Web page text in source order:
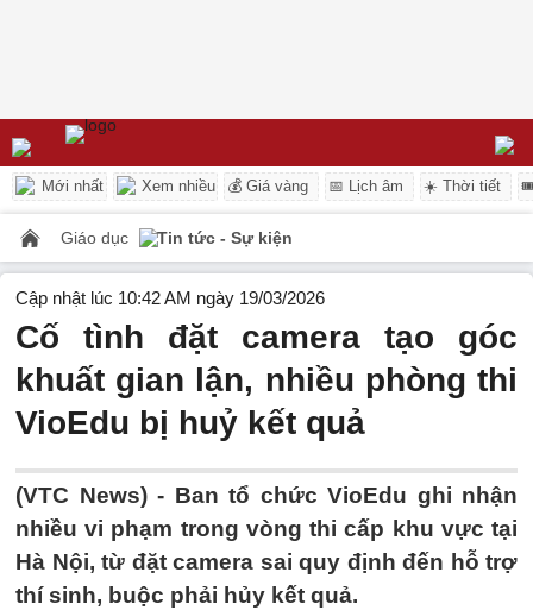
Mới nhất Xem nhiều 💰 Giá vàng 📅 Lịch âm ☀️ Thời tiết
Giáo dục Tin tức - Sự kiện
Cập nhật lúc 10:42 AM ngày 19/03/2026
Cố tình đặt camera tạo góc
khuất gian lận, nhiều phòng thi
VioEdu bị huỷ kết quả
(VTC News) - Ban tổ chức VioEdu ghi nhận
nhiều vi phạm trong vòng thi cấp khu vực tại
Hà Nội, từ đặt camera sai quy định đến hỗ trợ
thí sinh, buộc phải hủy kết quả.